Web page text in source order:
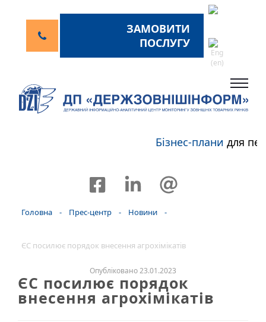
ЗАМОВИТИ
ПОСЛУГУ
Бізнес-планидля
Головна - Прес-центр - Новини -
ЄС посилює порядок внесення агрохімікатів
Опубліковано 23.01.2023
ЄС посилює порядок
внесення агрохімікатів